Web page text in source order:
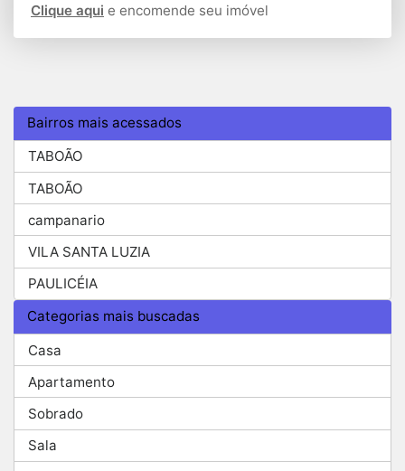
Clique aqui e encomende seu imóvel
Bairros mais acessados
TABOÃO
TABOÃO
campanario
VILA SANTA LUZIA
PAULICÉIA
Categorias mais buscadas
Casa
Apartamento
Sobrado
Sala